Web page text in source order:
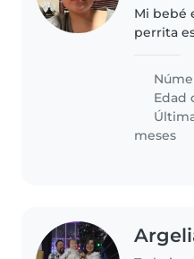
Mi bebé
perrita
Edad
meses